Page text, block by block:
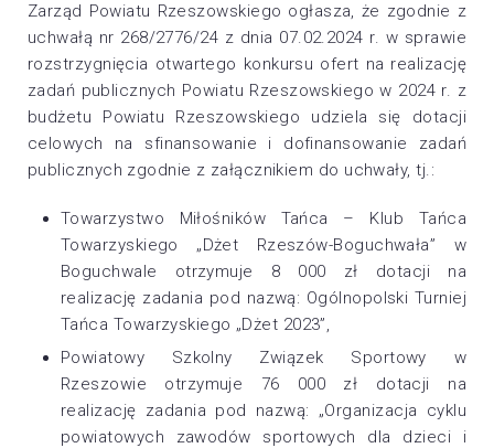
Zarząd Powiatu Rzeszowskiego ogłasza, że zgodnie z
uchwałą nr 268/2776/24 z dnia 07.02.2024 r. w sprawie
rozstrzygnięcia otwartego konkursu ofert na realizację
zadań publicznych Powiatu Rzeszowskiego w 2024 r. z
budżetu Powiatu Rzeszowskiego udziela się dotacji
celowych na sfinansowanie i dofinansowanie zadań
publicznych zgodnie z załącznikiem do uchwały, tj.:
Towarzystwo Miłośników Tańca – Klub Tańca
Towarzyskiego „Dżet Rzeszów-Boguchwała” w
Boguchwale otrzymuje 8 000 zł dotacji na
realizację zadania pod nazwą: Ogólnopolski Turniej
Tańca Towarzyskiego „Dżet 2023”,
Powiatowy Szkolny Związek Sportowy w
Rzeszowie otrzymuje 76 000 zł dotacji na
realizację zadania pod nazwą: „Organizacja cyklu
powiatowych zawodów sportowych dla dzieci i